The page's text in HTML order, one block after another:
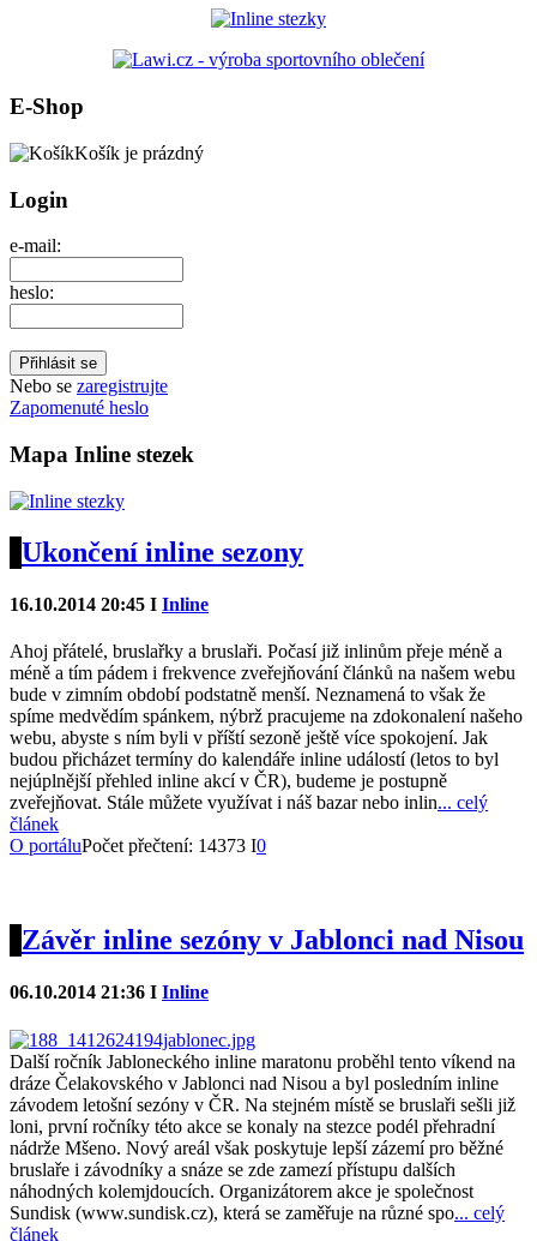
E-Shop
Košík je prázdný
Login
e-mail:
heslo:
Nebo se zaregistrujte
Zapomenuté heslo
Mapa Inline stezek
Ukončení inline sezony
16.10.2014 20:45 I Inline
Ahoj přátelé, bruslařky a bruslaři. Počasí již inlinům přeje méně a
méně a tím pádem i frekvence zveřejňování článků na našem webu
bude v zimním období podstatně menší. Neznamená to však že
spíme medvědím spánkem, nýbrž pracujeme na zdokonalení našeho
webu, abyste s ním byli v příští sezoně ještě více spokojení. Jak
budou přicházet termíny do kalendáře inline událostí (letos to byl
nejúplnější přehled inline akcí v ČR), budeme je postupně
zveřejňovat. Stále můžete využívat i náš bazar nebo inlin... celý
článek
O portáluPočet přečtení: 14373 I0
Závěr inline sezóny v Jablonci nad Nisou
06.10.2014 21:36 I Inline
Další ročník Jabloneckého inline maratonu proběhl tento víkend na
dráze Čelakovského v Jablonci nad Nisou a byl posledním inline
závodem letošní sezóny v ČR. Na stejném místě se bruslaři sešli již
loni, první ročníky této akce se konaly na stezce podél přehradní
nádrže Mšeno. Nový areál však poskytuje lepší zázemí pro běžné
bruslaře i závodníky a snáze se zde zamezí přístupu dalších
náhodných kolemjdoucích. Organizátorem akce je společnost
Sundisk (www.sundisk.cz), která se zaměřuje na různé spo... celý
článek